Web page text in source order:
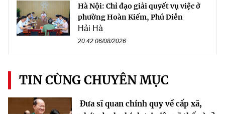
Hà Nội: Chỉ đạo giải quyết vụ việc ở
phường Hoàn Kiếm, Phú Diễn
Hải Hà
20:42 06/08/2026
TIN CÙNG CHUYÊN MỤC
Đưa sĩ quan chính quy về cấp xã,